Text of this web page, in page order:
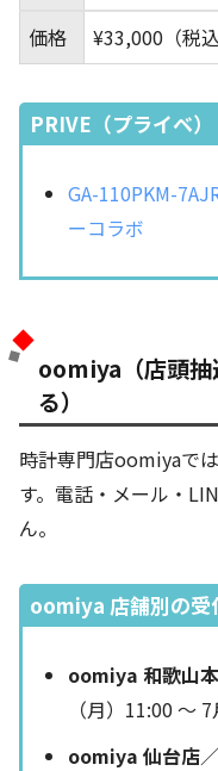
価格
¥33,000（税込
PRIVE（プライベ）
GA-110PKM-
ーコラボ
oomiya（店頭抽
る）
時計専門店oomiyaで
す。電話・メール・
ん。
oomiya 店舗別の受
oomiya 和歌山
（月）11:00 ～
oomiya 仙台店